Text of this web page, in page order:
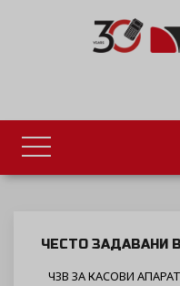
ЧЕСТО ЗАДАВАНИ
ЧЗВ ЗА КАСОВИ